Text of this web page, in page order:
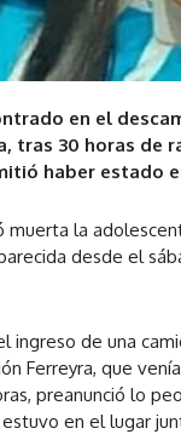
en el
tras 30 horas de
haber estado
muerta la
desde el
ingreso de una
Ferreyra, que
preanunció lo
en el lugar